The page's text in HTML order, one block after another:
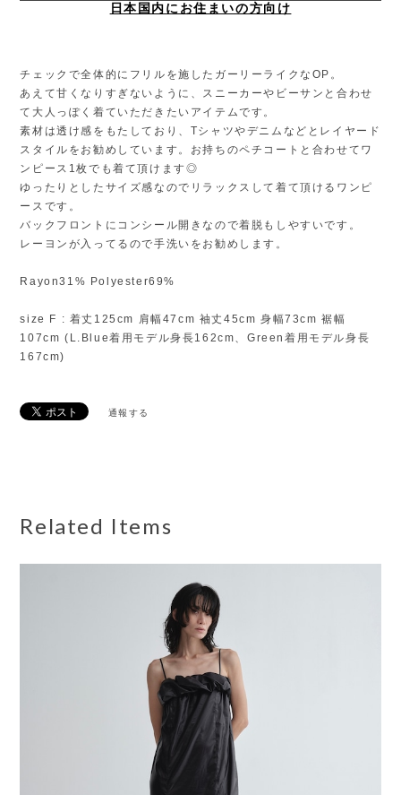
日本国内にお住まいの方向け
チェックで全体的にフリルを施したガーリーライクなOP。
あえて甘くなりすぎないように、スニーカーやビーサンと合わせ
て大人っぽく着ていただきたいアイテムです。
素材は透け感をもたしており、Tシャツやデニムなどとレイヤード
スタイルをお勧めしています。お持ちのペチコートと合わせてワ
ンピース1枚でも着て頂けます◎
ゆったりとしたサイズ感なのでリラックスして着て頂けるワンピ
ースです。
バックフロントにコンシール開きなので着脱もしやすいです。
レーヨンが入ってるので手洗いをお勧めします。
Rayon31% Polyester69%
size F : 着丈125cm 肩幅47cm 袖丈45cm 身幅73cm 裾幅
107cm (L.Blue着用モデル身長162cm、Green着用モデル身長
167cm)
通報する
Related Items